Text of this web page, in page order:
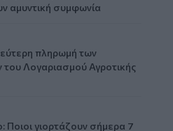
αμυντική συμφωνία
πληρωμή των
του Λογαριασμού Αγροτικής
Ποιοι γιορτάζουν σήμερα 7